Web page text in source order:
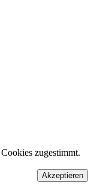
zugestimmt.
Akzeptieren